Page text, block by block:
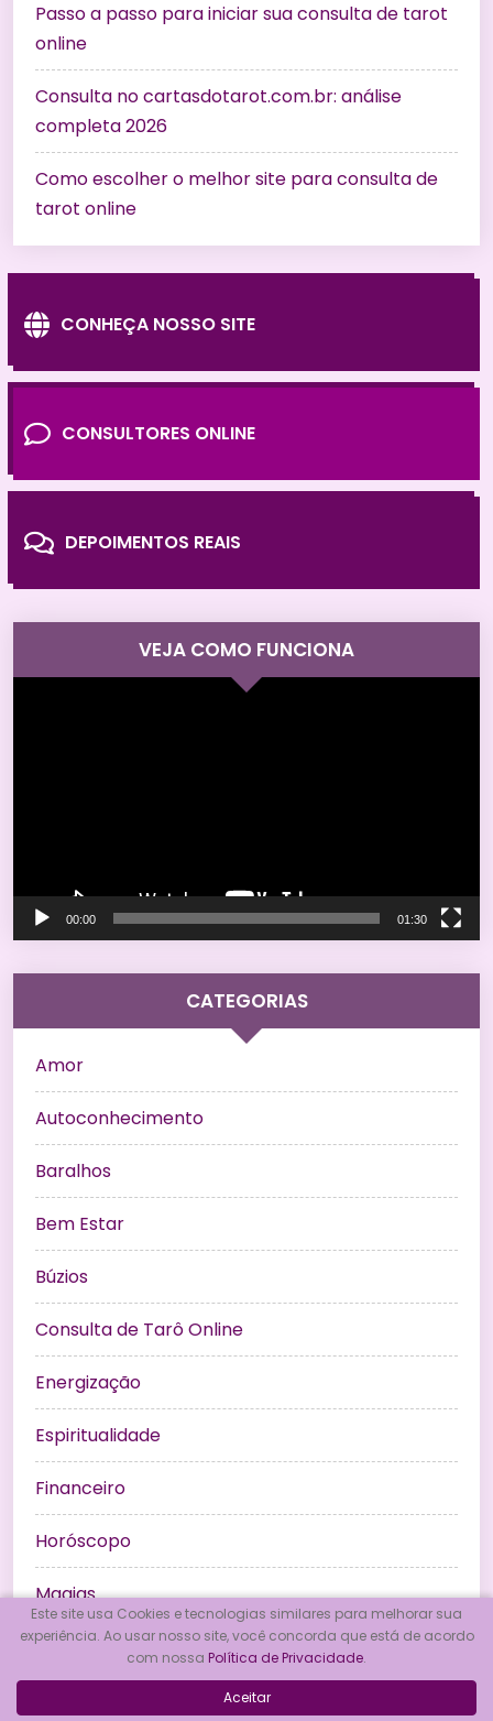
Passo a passo para iniciar sua consulta de tarot
online
Consulta no cartasdotarot.com.br: análise
completa 2026
Como escolher o melhor site para consulta de
tarot online
CONHEÇA NOSSO SITE
CONSULTORES ONLINE
DEPOIMENTOS REAIS
VEJA COMO FUNCIONA
00:00 01:30
CATEGORIAS
Amor
Autoconhecimento
Baralhos
Bem Estar
Búzios
Consulta de Tarô Online
Energização
Espiritualidade
Financeiro
Horóscopo
Magias
Maria Mulambo
Este site usa Cookies e tecnologias similares para melhorar sua
experiência. Ao usar nosso site, você concorda que está de acordo
com nossa Política de Privacidade.
Aceitar